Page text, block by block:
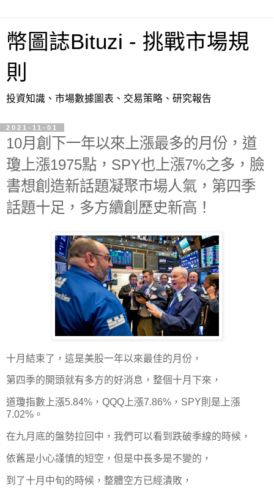
幣圖誌Bituzi - 挑戰市場規
則
投資知識、市場數據圖表、交易策略、研究報告
2021-11-01
10月創下一年以來上漲最多的月份，道
瓊上漲1975點，SPY也上漲7%之多，臉
書想創造新話題凝聚市場人氣，第四季
話題十足，多方續創歷史新高！
十月結束了，這是美股一年以來最佳的月份，
第四季的開頭就有多方的好消息，整個十月下來，
道瓊指數上漲5.84%，QQQ上漲7.86%，SPY則是上漲
7.02%。
在九月底的盤勢拉回中，我們可以看到跌破季線的時候，
依舊是小心謹慎的短空，但是中長多是不變的，
到了十月中旬的時候，整體空方已經潰敗，